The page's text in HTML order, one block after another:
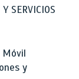
SERVICIOS
Móvil
y